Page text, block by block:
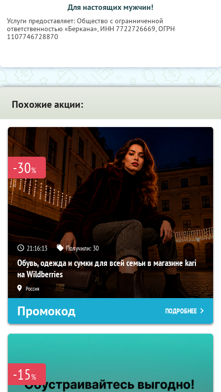
Для настоящих мужчин!
Услуги предоставляет: Общество с огранниченной
ответственностью «Беркана», ИНН 7722726669, ОГРН
1107746728870
Похожие акции:
-30%
21:16:12 Получили: 30
Обувь, одежда и сумки для всей семьи в магазине kari
на Wildberries
Россия
Промокод ПОДРОБНЕЕ
-15%